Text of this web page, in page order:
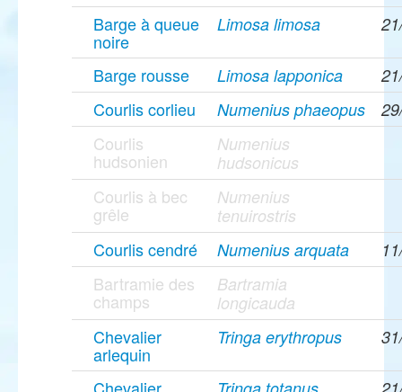
Barge à queue
noire
Limosa limosa
Barge rousse Limosa lapponica
Courlis corlieu Numenius phaeopus
Courlis
hudsonien
Numenius
hudsonicus
Courlis à bec
grêle
Numenius
tenuirostris
Courlis cendré Numenius arquata
Bartramie des
champs
Bartramia
longicauda
Chevalier
arlequin
Tringa erythropus